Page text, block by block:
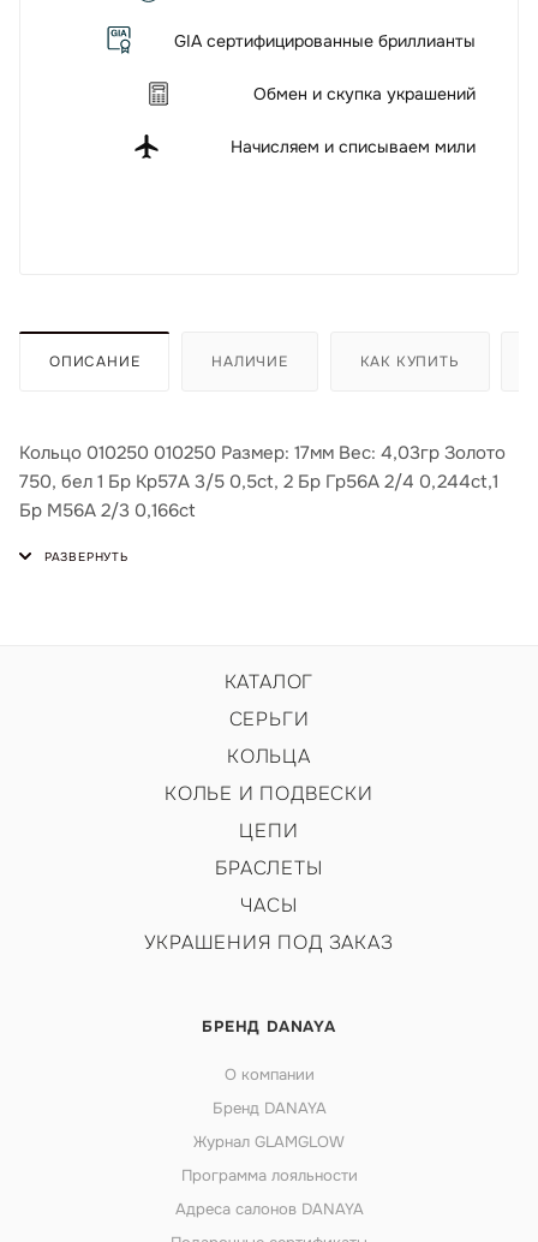
GIA сертифицированные бриллианты
Обмен и скупка украшений
Начисляем и списываем мили
ОПИСАНИЕ НАЛИЧИЕ КАК КУПИТЬ
Кольцо 010250 010250 Размер: 17мм Вес: 4,03гр Золото
750, бел 1 Бр Кр57А 3/5 0,5ct, 2 Бр Гр56А 2/4 0,244ct,1
Бр М56А 2/3 0,166ct
КАТАЛОГ
СЕРЬГИ
КОЛЬЦА
КОЛЬЕ И ПОДВЕСКИ
ЦЕПИ
БРАСЛЕТЫ
ЧАСЫ
УКРАШЕНИЯ ПОД ЗАКАЗ
БРЕНД DANAYA
О компании
Бренд DANAYA
Журнал GLAMGLOW
Программа лояльности
Адреса салонов DANAYA